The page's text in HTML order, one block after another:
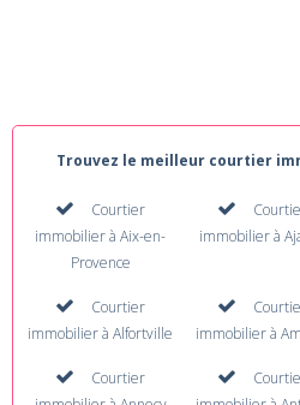
Trouvez le meilleur courtier
Courtier
immobilier à Aix-en-
Provence
immobilier à
Courtier
immobilier à Alfortville
immobilier à
Courtier